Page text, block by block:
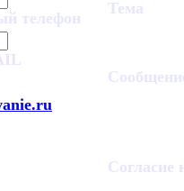
телефон
Тема
Согласие